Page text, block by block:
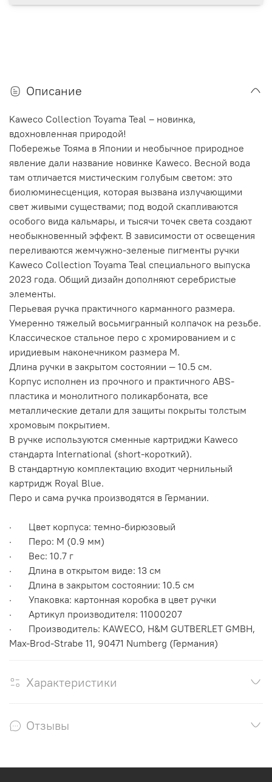
Описание
Kaweco Collection Toyama Teal – новинка,
вдохновленная природой!
Побережье Тояма в Японии и необычное природное
явление дали название новинке Kaweco. Весной вода
там отличается мистическим голубым светом: это
биолюминесценция, которая вызвана излучающими
свет живыми существами; под водой скапливаются
особого вида кальмары, и тысячи точек света создают
необыкновенный эффект. В зависимости от освещения
переливаются жемчужно-зеленые пигменты ручки
Kaweco Collection Toyama Teal специального выпуска
2023 года. Общий дизайн дополняют серебристые
элементы.
Перьевая ручка практичного карманного размера.
Умеренно тяжелый восьмигранный колпачок на резьбе.
Классическое стальное перо с хромированием и с
иридиевым наконечником размера M.
Длина ручки в закрытом состоянии — 10.5 см.
Корпус исполнен из прочного и практичного ABS-
пластика и монолитного поликарбоната, все
металлические детали для защиты покрыты толстым
хромовым покрытием.
В ручке используются сменные картриджи Kaweco
стандарта International (short-короткий).
В стандартную комплектацию входит чернильный
картридж Royal Blue.
Перо и сама ручка производятся в Германии.
· Цвет корпуса: темно-бирюзовый
· Перо: M (0.9 мм)
· Вес: 10.7 г
· Длина в открытом виде: 13 см
· Длина в закрытом состоянии: 10.5 см
· Упаковка: картонная коробка в цвет ручки
· Артикул производителя: 11000207
· Производитель: KAWECO, H&M GUTBERLET GMBH,
Max-Brod-Strabe 11, 90471 Numberg (Германия)
Характеристики
Отзывы